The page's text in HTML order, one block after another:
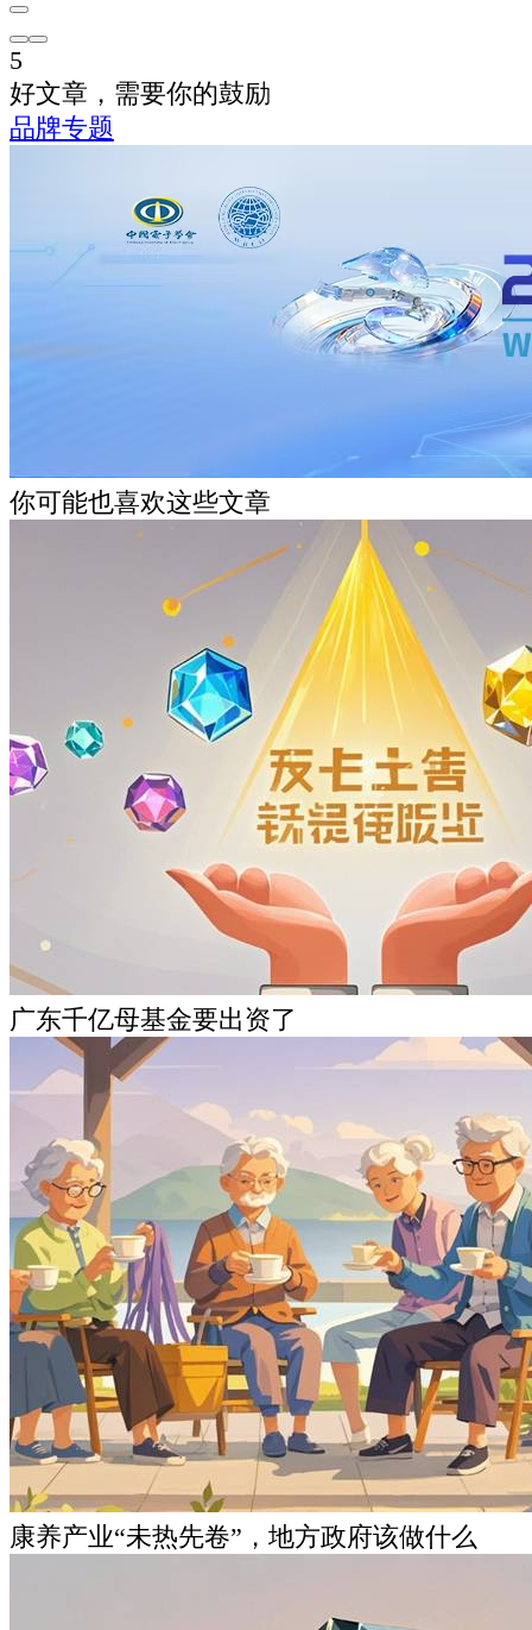
5
好文章，需要你的鼓励
品牌专题
你可能也喜欢这些文章
广东千亿母基金要出资了
康养产业“未热先卷”，地方政府该做什么